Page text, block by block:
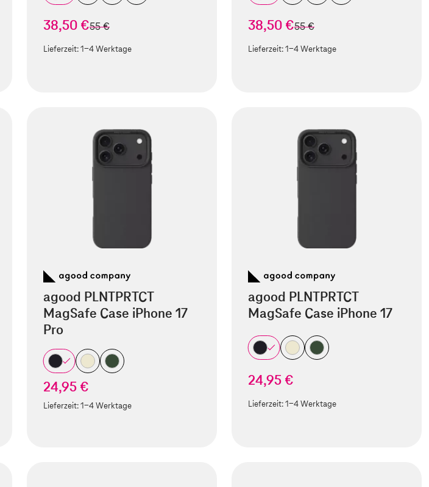
38,50 €statt
55 €
Lieferzeit:1-4 Werktage
38,50 €statt
55 €
Lieferzeit:1-4 Werktage
agood PLNTPRTCT
MagSafe Case iPhone 17
Pro
24,95 €
Lieferzeit:1-4 Werktage
agood PLNTPRTCT
MagSafe Case iPhone 17
24,95 €
Lieferzeit:1-4 Werktage